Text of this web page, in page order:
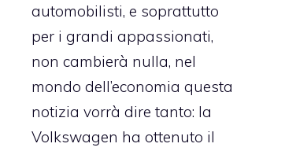
automobilisti, e soprattutto
per i grandi appassionati,
non cambierà nulla, nel
mondo dell’economia questa
notizia vorrà dire tanto: la
Volkswagen ha ottenuto il